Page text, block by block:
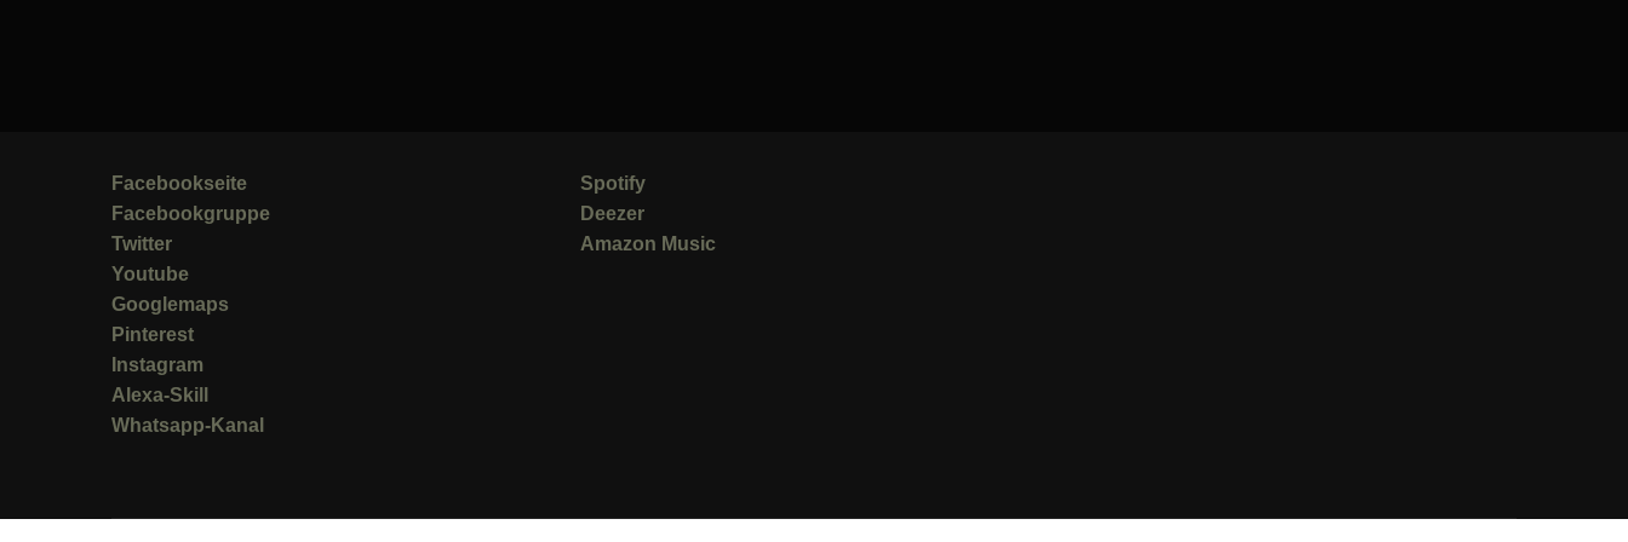
Facebookseite
Facebookgruppe
Twitter
Youtube
Googlemaps
Pinterest
Instagram
Alexa-Skill
Whatsapp-Kanal
Spotify
Deezer
Amazon Music